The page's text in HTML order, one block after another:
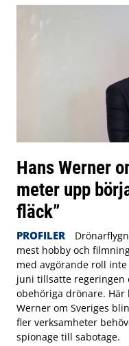
Hans Werner
meter upp
fläck”
PROFILER
mest hobby och
med avgörande roll
juni tillsatte regeringen
obehöriga drönare. Här
Werner om Sveriges
fler verksamheter
spionage till sabotage.